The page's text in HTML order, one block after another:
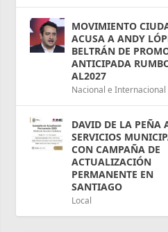
MOVIMIENTO
ACUSA A ANDY
BELTRÁN DE
ANTICIPADA
AL2027
Nacional e Internacional
DAVID DE LA PEÑA
SERVICIOS
CON CAMPAÑA DE
ACTUALIZACIÓN
PERMANENTE EN
SANTIAGO
Local